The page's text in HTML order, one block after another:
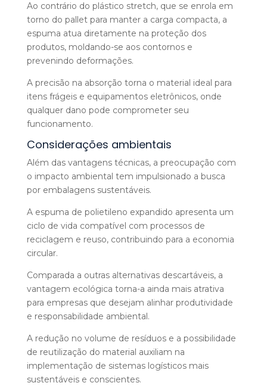
Ao contrário do plástico stretch, que se enrola em
torno do pallet para manter a carga compacta, a
espuma atua diretamente na proteção dos
produtos, moldando-se aos contornos e
prevenindo deformações.
A precisão na absorção torna o material ideal para
itens frágeis e equipamentos eletrônicos, onde
qualquer dano pode comprometer seu
funcionamento.
Considerações ambientais
Além das vantagens técnicas, a preocupação com
o impacto ambiental tem impulsionado a busca
por embalagens sustentáveis.
A espuma de polietileno expandido apresenta um
ciclo de vida compatível com processos de
reciclagem e reuso, contribuindo para a economia
circular.
Comparada a outras alternativas descartáveis, a
vantagem ecológica torna-a ainda mais atrativa
para empresas que desejam alinhar produtividade
e responsabilidade ambiental.
A redução no volume de resíduos e a possibilidade
de reutilização do material auxiliam na
implementação de sistemas logísticos mais
sustentáveis e conscientes.